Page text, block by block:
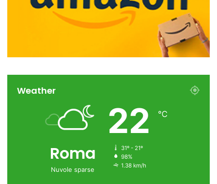
Weather
Roma
Nuvole sparse
22 ℃
31º - 21º
98%
1.38 km/h